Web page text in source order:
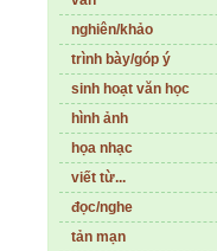
nghiên/khảo
trình bày/góp ý
sinh hoạt văn học
hình ảnh
họa nhạc
viết từ...
đọc/nghe
tản mạn